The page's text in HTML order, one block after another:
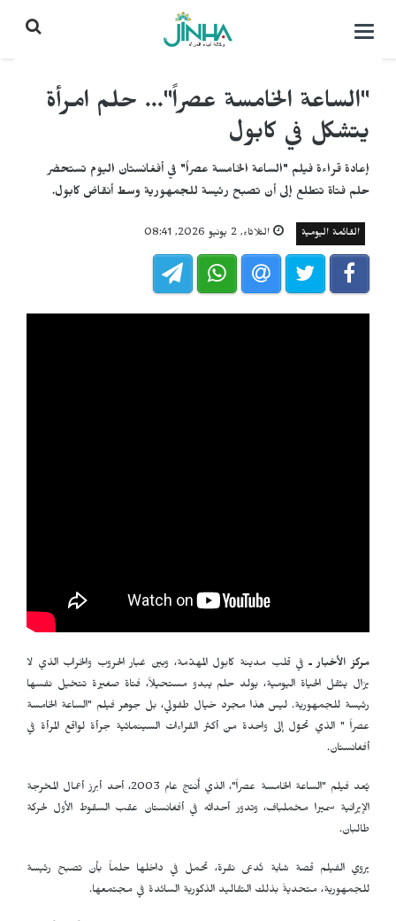
التحكم
"الساعة الخامسة عصراً"... حلم امرأة
يتشكل في كابول
إعادة قراءة فيلم "الساعة الخامسة عصراً" في أفغانستان اليوم تستحضر
حلم فتاة تتطلع إلى أن تصبح رئيسة للجمهورية وسط أنقاض كابول.
القائمة اليومية الثلاثاء, 2 يونيو 2026, 08:41
مركز الأخبار ـفي قلب مدينة كابول المهدّمة، وبين غبار الحروب والخراب الذي لا
يزال يثقل الحياة اليومية، يولد حلم يبدو مستحيلاً، فتاة صغيرة تتخيل نفسها
رئيسة للجمهورية. ليس هذا مجرد خيال طفولي، بل جوهر فيلم "الساعة الخامسة
عصراً " الذي تحوّل إلى واحدة من أكثر القراءات السينمائية جرأة لواقع المرأة في
أفغانستان.
يُعد فيلم "الساعة الخامسة عصراً"، الذي أُنتج عام 2003، أحد أبرز أعمال المخرجة
الإيرانية سميرا مخملباف، وتدور أحداثه في أفغانستان عقب السقوط الأول لحركة
طالبان.
يروي الفيلم قصة شابة تُدعى نقرة، تحمل في داخلها حلماً بأن تصبح رئيسة
للجمهورية، متحديةً بذلك التقاليد الذكورية السائدة في مجتمعها.